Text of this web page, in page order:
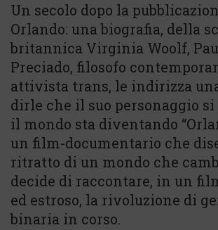
Un secolo dopo la
Orlando: una biografia, della
britannica Virginia Woolf,
Preciado, filosofo
attivista trans, le indirizza
dirle che il suo personaggio si
il mondo sta diventando
un film-documentario che
ritratto di un mondo che
decide di raccontare, in un
ed estroso, la rivoluzione di
binaria in corso.